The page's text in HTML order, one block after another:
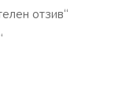
отзив“